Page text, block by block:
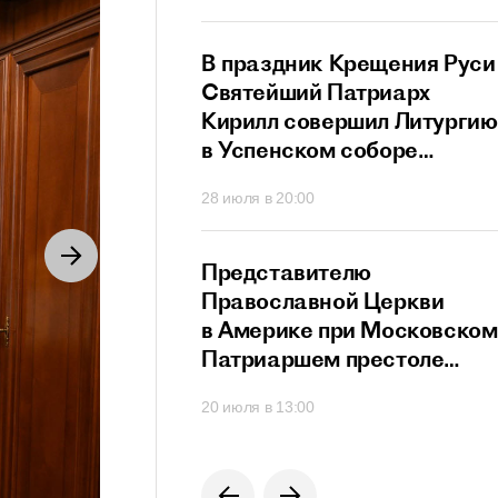
сан
Патриарх
совета
за рубежом
Патриарх
работу
Высшего
Совета
В праздник Крещения Руси
Святейший Патриарх
Кирилл совершил Литургию
в Успенском соборе
28 июля в 20:00
Представителю
Православной Церкви
в Америке при Московском
Патриаршем престоле
Сергия Радонежского
20 июля в 13:00